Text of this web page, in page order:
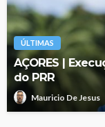
ÚLTIMAS
AÇORES |
do PRR
Mauricio De Jesus